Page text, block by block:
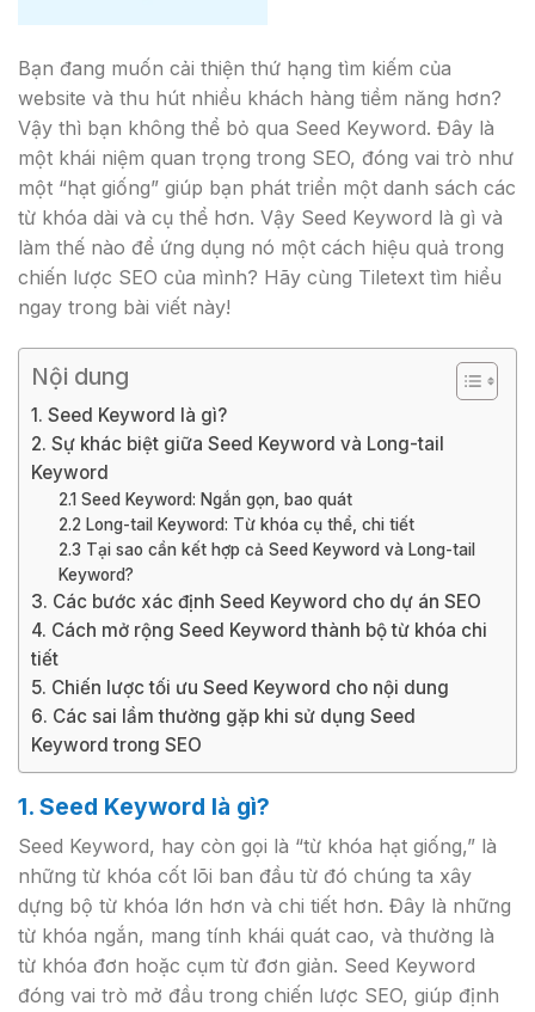
Bạn đang muốn cải thiện thứ hạng tìm kiếm của
website và thu hút nhiều khách hàng tiềm năng hơn?
Vậy thì bạn không thể bỏ qua Seed Keyword. Đây là
một khái niệm quan trọng trong SEO, đóng vai trò như
một “hạt giống” giúp bạn phát triển một danh sách các
từ khóa dài và cụ thể hơn. Vậy Seed Keyword là gì và
làm thế nào để ứng dụng nó một cách hiệu quả trong
chiến lược SEO của mình? Hãy cùng Tiletext tìm hiểu
ngay trong bài viết này!
Nội dung
1. Seed Keyword là gì?
2. Sự khác biệt giữa Seed Keyword và Long-tail
Keyword
2.1 Seed Keyword: Ngắn gọn, bao quát
2.2 Long-tail Keyword: Từ khóa cụ thể, chi tiết
2.3 Tại sao cần kết hợp cả Seed Keyword và Long-tail
Keyword?
3. Các bước xác định Seed Keyword cho dự án SEO
4. Cách mở rộng Seed Keyword thành bộ từ khóa chi
tiết
5. Chiến lược tối ưu Seed Keyword cho nội dung
6. Các sai lầm thường gặp khi sử dụng Seed
Keyword trong SEO
1. Seed Keyword là gì?
Seed Keyword, hay còn gọi là “từ khóa hạt giống,” là
những từ khóa cốt lõi ban đầu từ đó chúng ta xây
dựng bộ từ khóa lớn hơn và chi tiết hơn. Đây là những
từ khóa ngắn, mang tính khái quát cao, và thường là
từ khóa đơn hoặc cụm từ đơn giản. Seed Keyword
đóng vai trò mở đầu trong chiến lược SEO, giúp định